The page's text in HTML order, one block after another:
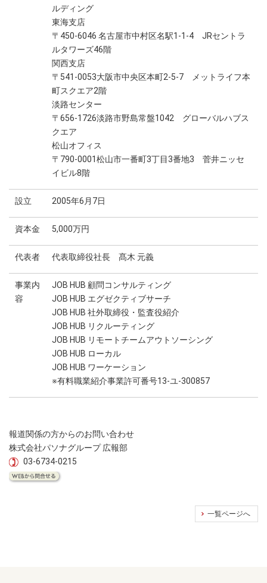
ルディング
東海支店
〒450-6046 名古屋市中村区名駅1-1-4 JRセントラ
ルタワーズ46階
関西支店
〒541-0053大阪市中央区本町2-5-7 メットライフ本
町スクエア2階
淡路センター
〒656-1726淡路市野島常盤1042 グローバルハブス
クエア
松山オフィス
〒790-0001松山市一番町3丁目3番地3 菅井ニッセ
イビル8階
設立 2005年6月7日
資本金 5,000万円
代表者 代表取締役社長 髙木 元義
事業内
容
JOB HUB 顧問コンサルティング
JOB HUB エグゼクティブサーチ
JOB HUB 社外取締役・監査役紹介
JOB HUB リクルーティング
JOB HUB リモートチームアウトソーシング
JOB HUB ローカル
JOB HUB ワーケーション
※有料職業紹介事業許可番号13-ユ-300857
報道関係の方からのお問い合わせ
株式会社パソナグループ 広報部
03-6734-0215
一覧ページへ